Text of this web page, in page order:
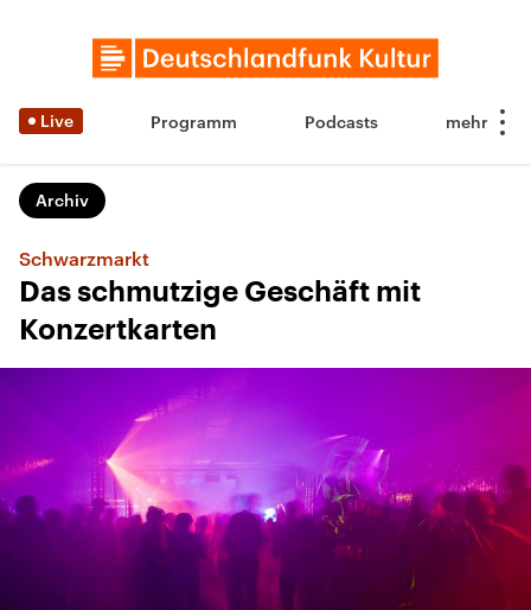
Live Programm Podcasts
Archiv
Schwarzmarkt
Das schmutzige Geschäft mit
Konzertkarten